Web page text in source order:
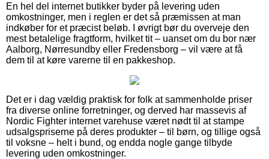
En hel del internet butikker byder på levering uden
omkostninger, men i reglen er det så præmissen at man
indkøber for et præcist beløb. I øvrigt bør du overveje den
mest betalelige fragtform, hvilket tit – uanset om du bor nær
Aalborg, Nørresundby eller Fredensborg – vil være at få
dem til at køre varerne til en pakkeshop.
Det er i dag vældig praktisk for folk at sammenholde priser
fra diverse online forretninger, og derved har massevis af
Nordic Fighter internet varehuse været nødt til at stampe
udsalgspriserne på deres produkter – til børn, og tillige også
til voksne – helt i bund, og endda nogle gange tilbyde
levering uden omkostninger.